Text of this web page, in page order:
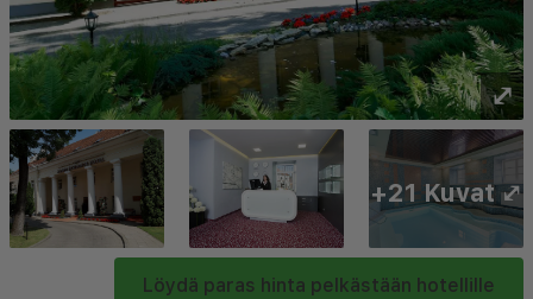
⤢
Löydä paras hinta pelkästään hotellille
+21 Kuvat ⤢